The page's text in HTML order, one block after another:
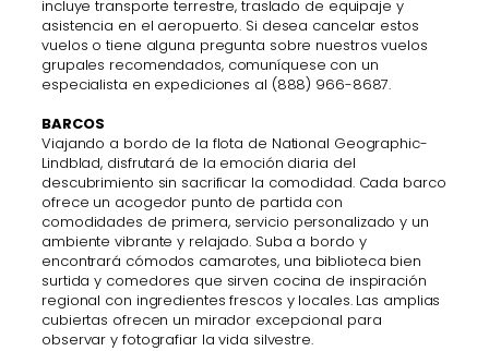
incluye transporte terrestre, traslado de equipaje y
asistencia en el aeropuerto. Si desea cancelar estos
vuelos o tiene alguna pregunta sobre nuestros vuelos
grupales recomendados, comuníquese con un
especialista en expediciones al (888) 966-8687.
BARCOS
Viajando a bordo de la flota de National Geographic-
Lindblad, disfrutará de la emoción diaria del
descubrimiento sin sacrificar la comodidad. Cada barco
ofrece un acogedor punto de partida con
comodidades de primera, servicio personalizado y un
ambiente vibrante y relajado. Suba a bordo y
encontrará cómodos camarotes, una biblioteca bien
surtida y comedores que sirven cocina de inspiración
regional con ingredientes frescos y locales. Las amplias
cubiertas ofrecen un mirador excepcional para
observar y fotografiar la vida silvestre.